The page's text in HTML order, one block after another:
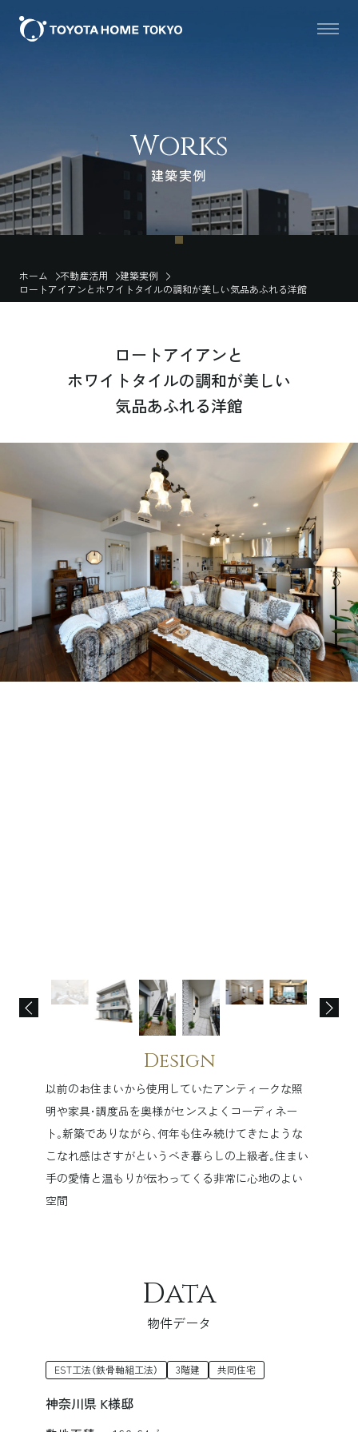
Works
建築実例
ホーム 不動産活用
建築実例
ロートアイアンとホワイトタイルの調和が美しい気品あふれる洋館
ロートアイアンと
ホワイトタイルの調和が美しい
気品あふれる洋館
Design
以前のお住まいから使用していたアンティークな照
明や家具･調度品を奥様がセンスよくコーディネー
ト｡新築でありながら､何年も住み続けてきたような
こなれ感はさすがというべき暮らしの上級者｡住まい
手の愛情と温もりが伝わってくる非常に心地のよい
空間
Data
物件データ
EST工法（鉄骨軸組工法） 3階建 共同住宅
神奈川県 K様邸